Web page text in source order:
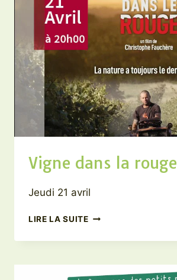
Vigne dans la rouge
Jeudi 21 avril
LIRE LA SUITEVIGNE
LA